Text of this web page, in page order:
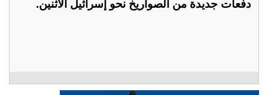
دفعات جديدة من الصواريخ نحو إسرائيل الاثنين.